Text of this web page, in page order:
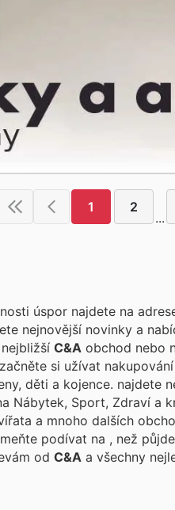
1 2
...
úspor najdete na
nejnovější novinky a
C&A obchod nebo
si užívat
děti a kojence. najdete
Nábytek, Sport, Zdraví a
a mnoho dalších
podívat na , než
od C&A a všechny